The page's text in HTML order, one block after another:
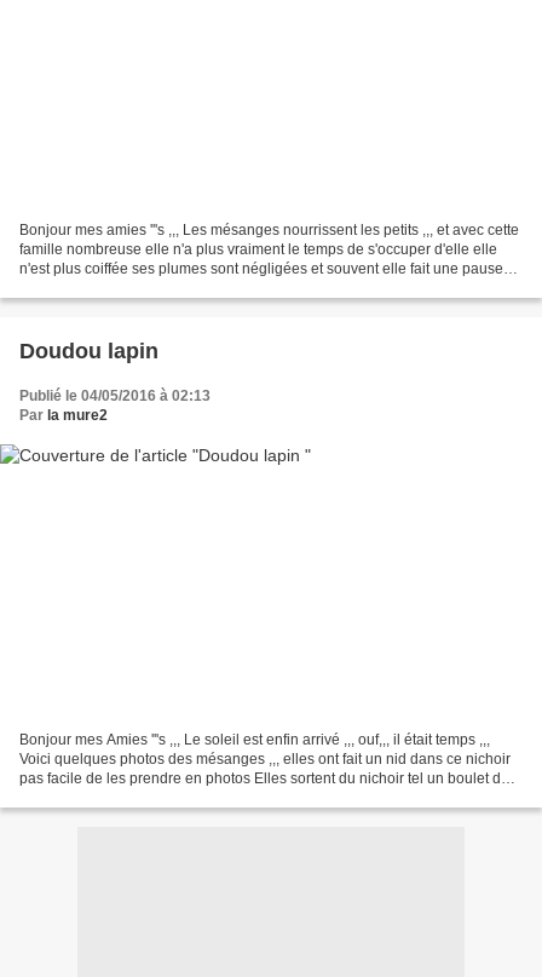
Bonjour mes amies '''s ,,, Les mésanges nourrissent les petits ,,, et avec cette
famille nombreuse elle n'a plus vraiment le temps de s'occuper d'elle elle
n'est plus coiffée ses plumes sont négligées et souvent elle fait une pause
Doudou lapin
Publié le 04/05/2016 à 02:13
Par la mure2
Bonjour mes Amies '''s ,,, Le soleil est enfin arrivé ,,, ouf,,, il était temps ,,,
Voici quelques photos des mésanges ,,, elles ont fait un nid dans ce nichoir
pas facile de les prendre en photos Elles sortent du nichoir tel un boulet de